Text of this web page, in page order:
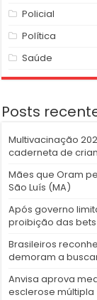
Policial
Política
Saúde
Posts
Multivacinação
caderneta de
Mães que Oram
São Luís (MA)
Após governo
proibição das bets
Brasileiros
demoram a
Anvisa aprova
esclerose múltipla